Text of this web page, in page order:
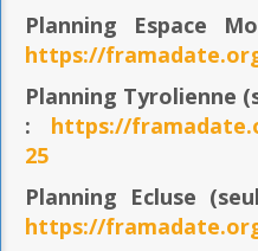
Planning Espace
https://
Planning Tyrolienne
: https://
25
Planning Ecluse
https://